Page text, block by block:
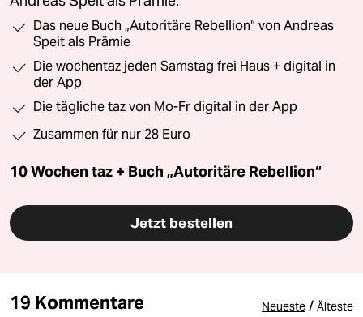
Das neue Buch „Autoritäre Rebellion“ von Andreas
Speit als Prämie
Die wochentaz jeden Samstag frei Haus + digital in
der App
Die tägliche taz von Mo-Fr digital in der App
Zusammen für nur 28 Euro
10 Wochen taz + Buch „Autoritäre Rebellion“
Jetzt bestellen
19 Kommentare Neueste / Älteste